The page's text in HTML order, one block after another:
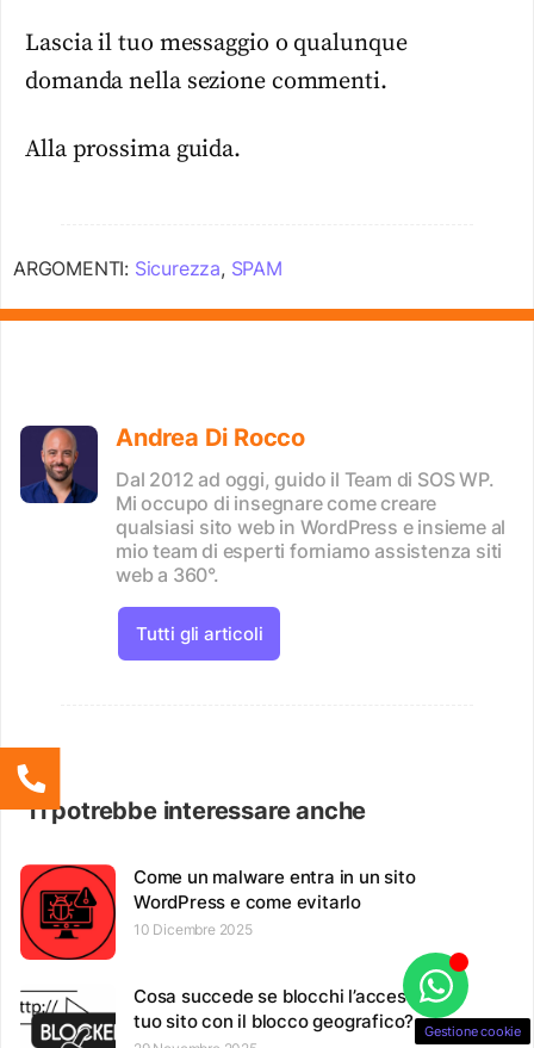
Lascia il tuo messaggio o qualunque
domanda nella sezione commenti.
Alla prossima guida.
ARGOMENTI: Sicurezza, SPAM
Andrea Di Rocco
Dal 2012 ad oggi, guido il Team di SOS WP.
Mi occupo di insegnare come creare
qualsiasi sito web in WordPress e insieme al
mio team di esperti forniamo assistenza siti
web a 360°.
Tutti gli articoli
Ti potrebbe interessare anche
Come un malware entra in un sito
WordPress e come evitarlo
10 Dicembre 2025
Cosa succede se blocchi l’accesso al
tuo sito con il blocco geografico?
Gestione cookie